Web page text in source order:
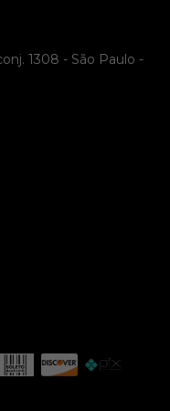
1308 - São Paulo -